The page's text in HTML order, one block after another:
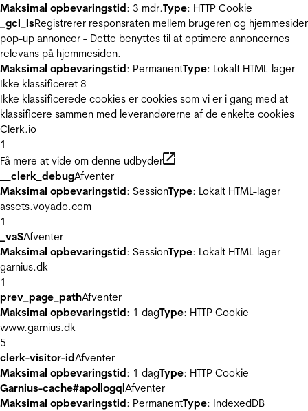
Maksimal opbevaringstid: 3 mdr.Type: HTTP Cookie
_gcl_lsRegistrerer responsraten mellem brugeren og
pop-up annoncer - Dette benyttes til at optimere annoncernes
relevans på hjemmesiden.
Maksimal opbevaringstid: PermanentType: Lokalt HTML-lager
Ikke klassificeret 8
Ikke klassificerede cookies er cookies som vi er i gang med at
klassificere sammen med leverandørerne af de enkelte cookies
Clerk.io
1
Få mere at vide om denne udbyder
__clerk_debugAfventer
Maksimal opbevaringstid: SessionType: Lokalt HTML-lager
assets.voyado.com
1
_vaSAfventer
Maksimal opbevaringstid: SessionType: Lokalt HTML-lager
garnius.dk
1
prev_page_pathAfventer
Maksimal opbevaringstid: 1 dagType: HTTP Cookie
www.garnius.dk
5
clerk-visitor-idAfventer
Maksimal opbevaringstid: 1 dagType: HTTP Cookie
Garnius-cache#apollogqlAfventer
Maksimal opbevaringstid: PermanentType: IndexedDB